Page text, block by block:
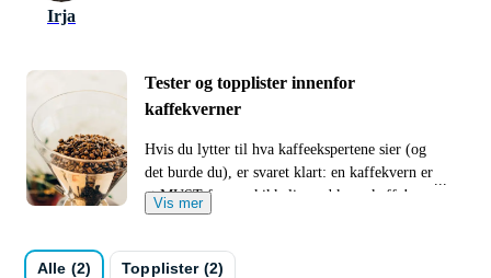
Irja
Tester og topplister innenfor
kaffekverner
Hvis du lytter til hva kaffeekspertene sier (og
det burde du), er svaret klart: en kaffekvern er
et MUST for en skikkelig god kopp kaffe!
Basert på sin kunnskap og erfaring har
kaffekverner slik at du enkelt kan finne den
Vis mer
Alle (2) Topplister (2)